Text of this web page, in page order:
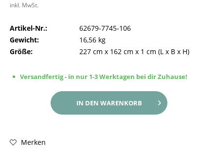
inkl. MwSt.
Artikel-Nr.:
62679-7745-106
Gewicht:
16,56 kg
Größe:
227 cm x 162 cm x 1 cm (L x B x H)
Versandfertig - in nur 1-3 Werktagen bei dir Zuhause!
IN DEN WARENKORB
Merken